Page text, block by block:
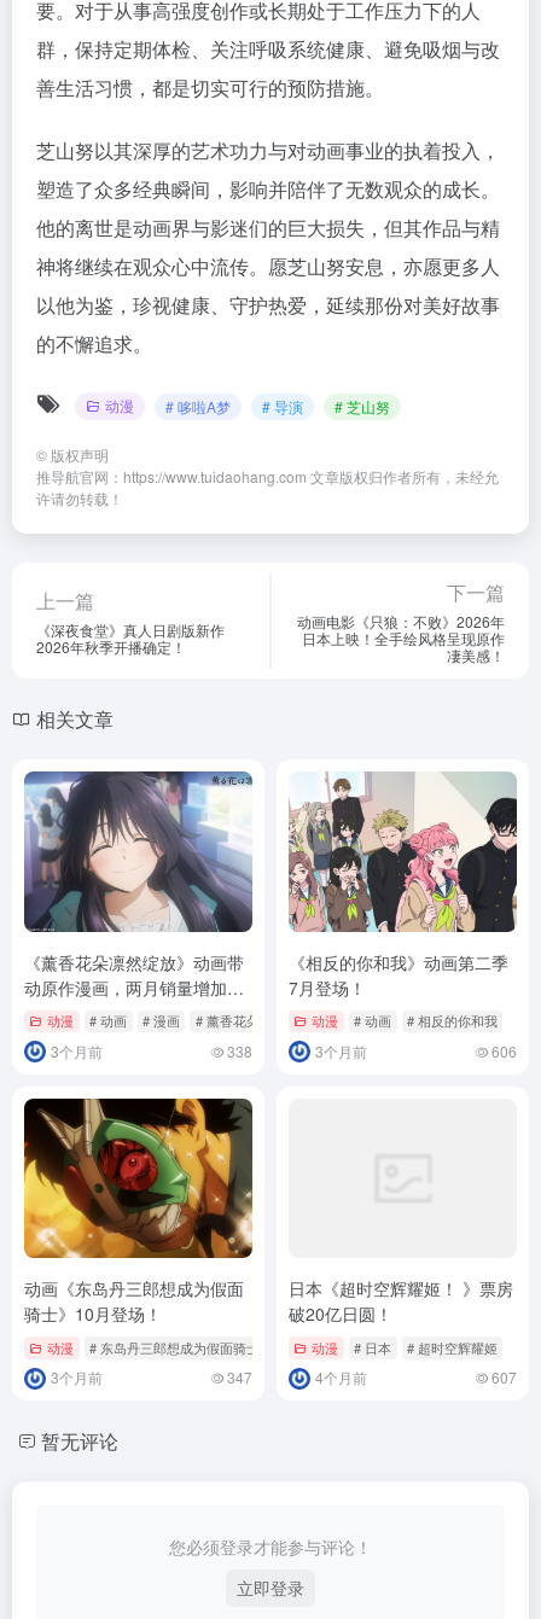
要。对于从事高强度创作或长期处于工作压力下的人
群，保持定期体检、关注呼吸系统健康、避免吸烟与改
善生活习惯，都是切实可行的预防措施。
芝山努以其深厚的艺术功力与对动画事业的执着投入，
塑造了众多经典瞬间，影响并陪伴了无数观众的成长。
他的离世是动画界与影迷们的巨大损失，但其作品与精
神将继续在观众心中流传。愿芝山努安息，亦愿更多人
以他为鉴，珍视健康、守护热爱，延续那份对美好故事
的不懈追求。
动漫 # 哆啦A梦 # 导演 # 芝山努
© 版权声明
推导航官网：https://www.tuidaohang.com 文章版权归作者所有，未经允
许请勿转载！
上一篇
《深夜食堂》真人日剧版新作
2026年秋季开播确定！
下一篇
动画电影《只狼：不败》2026年
日本上映！全手绘风格呈现原作
凄美感！
相关文章
《薰香花朵凛然绽放》动画带
动原作漫画，两月销量增加
200万本！
动漫 # 动画 # 漫画 # 薰香花朵凛然绽放
3个月前 338
《相反的你和我》动画第二季
7月登场！
动漫 # 动画 # 相反的你和我
3个月前 606
动画《东岛丹三郎想成为假面
骑士》10月登场！
动漫 # 东岛丹三郎想成为假面骑士 # 动画
3个月前 347
日本《超时空辉耀姬！ 》票房
破20亿日圆！
动漫 # 日本 # 超时空辉耀姬
4个月前 607
暂无评论
您必须登录才能参与评论！
立即登录